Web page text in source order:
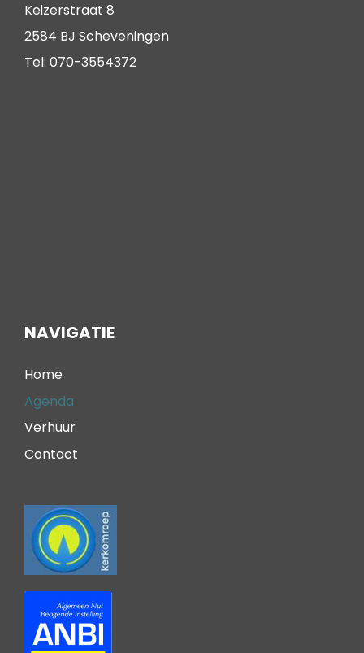
Keizerstraat 8
2584 BJ Scheveningen
Tel: 070-3554372
NAVIGATIE
Home
Agenda
Verhuur
Contact